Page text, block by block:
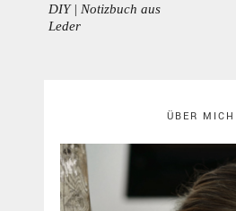
PREVIOUS
DIY | Notizbuch aus
Leder
ÜBER MICH